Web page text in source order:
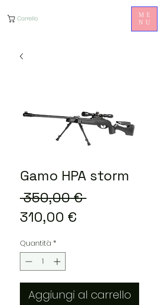
Carrello
ME
NU
Gamo HPA storm
350,00 € Prezzo
310,00 €
Quantità *
Aggiungi al carrello